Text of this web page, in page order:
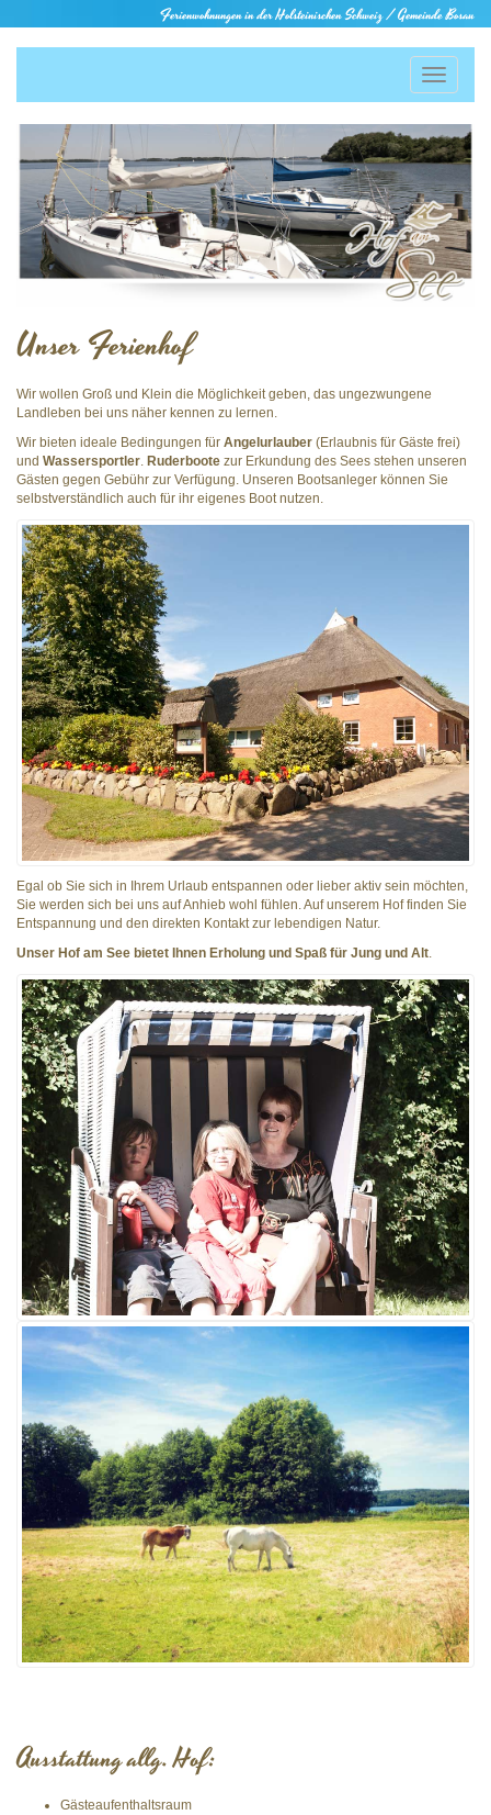
Ferienwohnungen in der Holsteinischen Schweiz / Gemeinde Bosau
Toggle
Unser Ferienhof
Wir wollen Groß und Klein die Möglichkeit geben, das ungezwungene
Landleben bei uns näher kennen zu lernen.
Wir bieten ideale Bedingungen für Angelurlauber (Erlaubnis für Gäste frei)
und Wassersportler. Ruderboote zur Erkundung des Sees stehen unseren
Gästen gegen Gebühr zur Verfügung. Unseren Bootsanleger können Sie
selbstverständlich auch für ihr eigenes Boot nutzen.
Egal ob Sie sich in Ihrem Urlaub entspannen oder lieber aktiv sein möchten,
Sie werden sich bei uns auf Anhieb wohl fühlen. Auf unserem Hof finden Sie
Entspannung und den direkten Kontakt zur lebendigen Natur.
Unser Hof am See bietet Ihnen Erholung und Spaß für Jung und Alt.
Ausstattung allg. Hof:
Gästeaufenthaltsraum